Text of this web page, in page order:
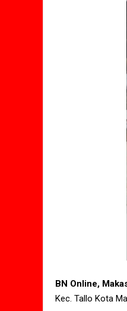
BN Online,
Kec. Tallo Kota